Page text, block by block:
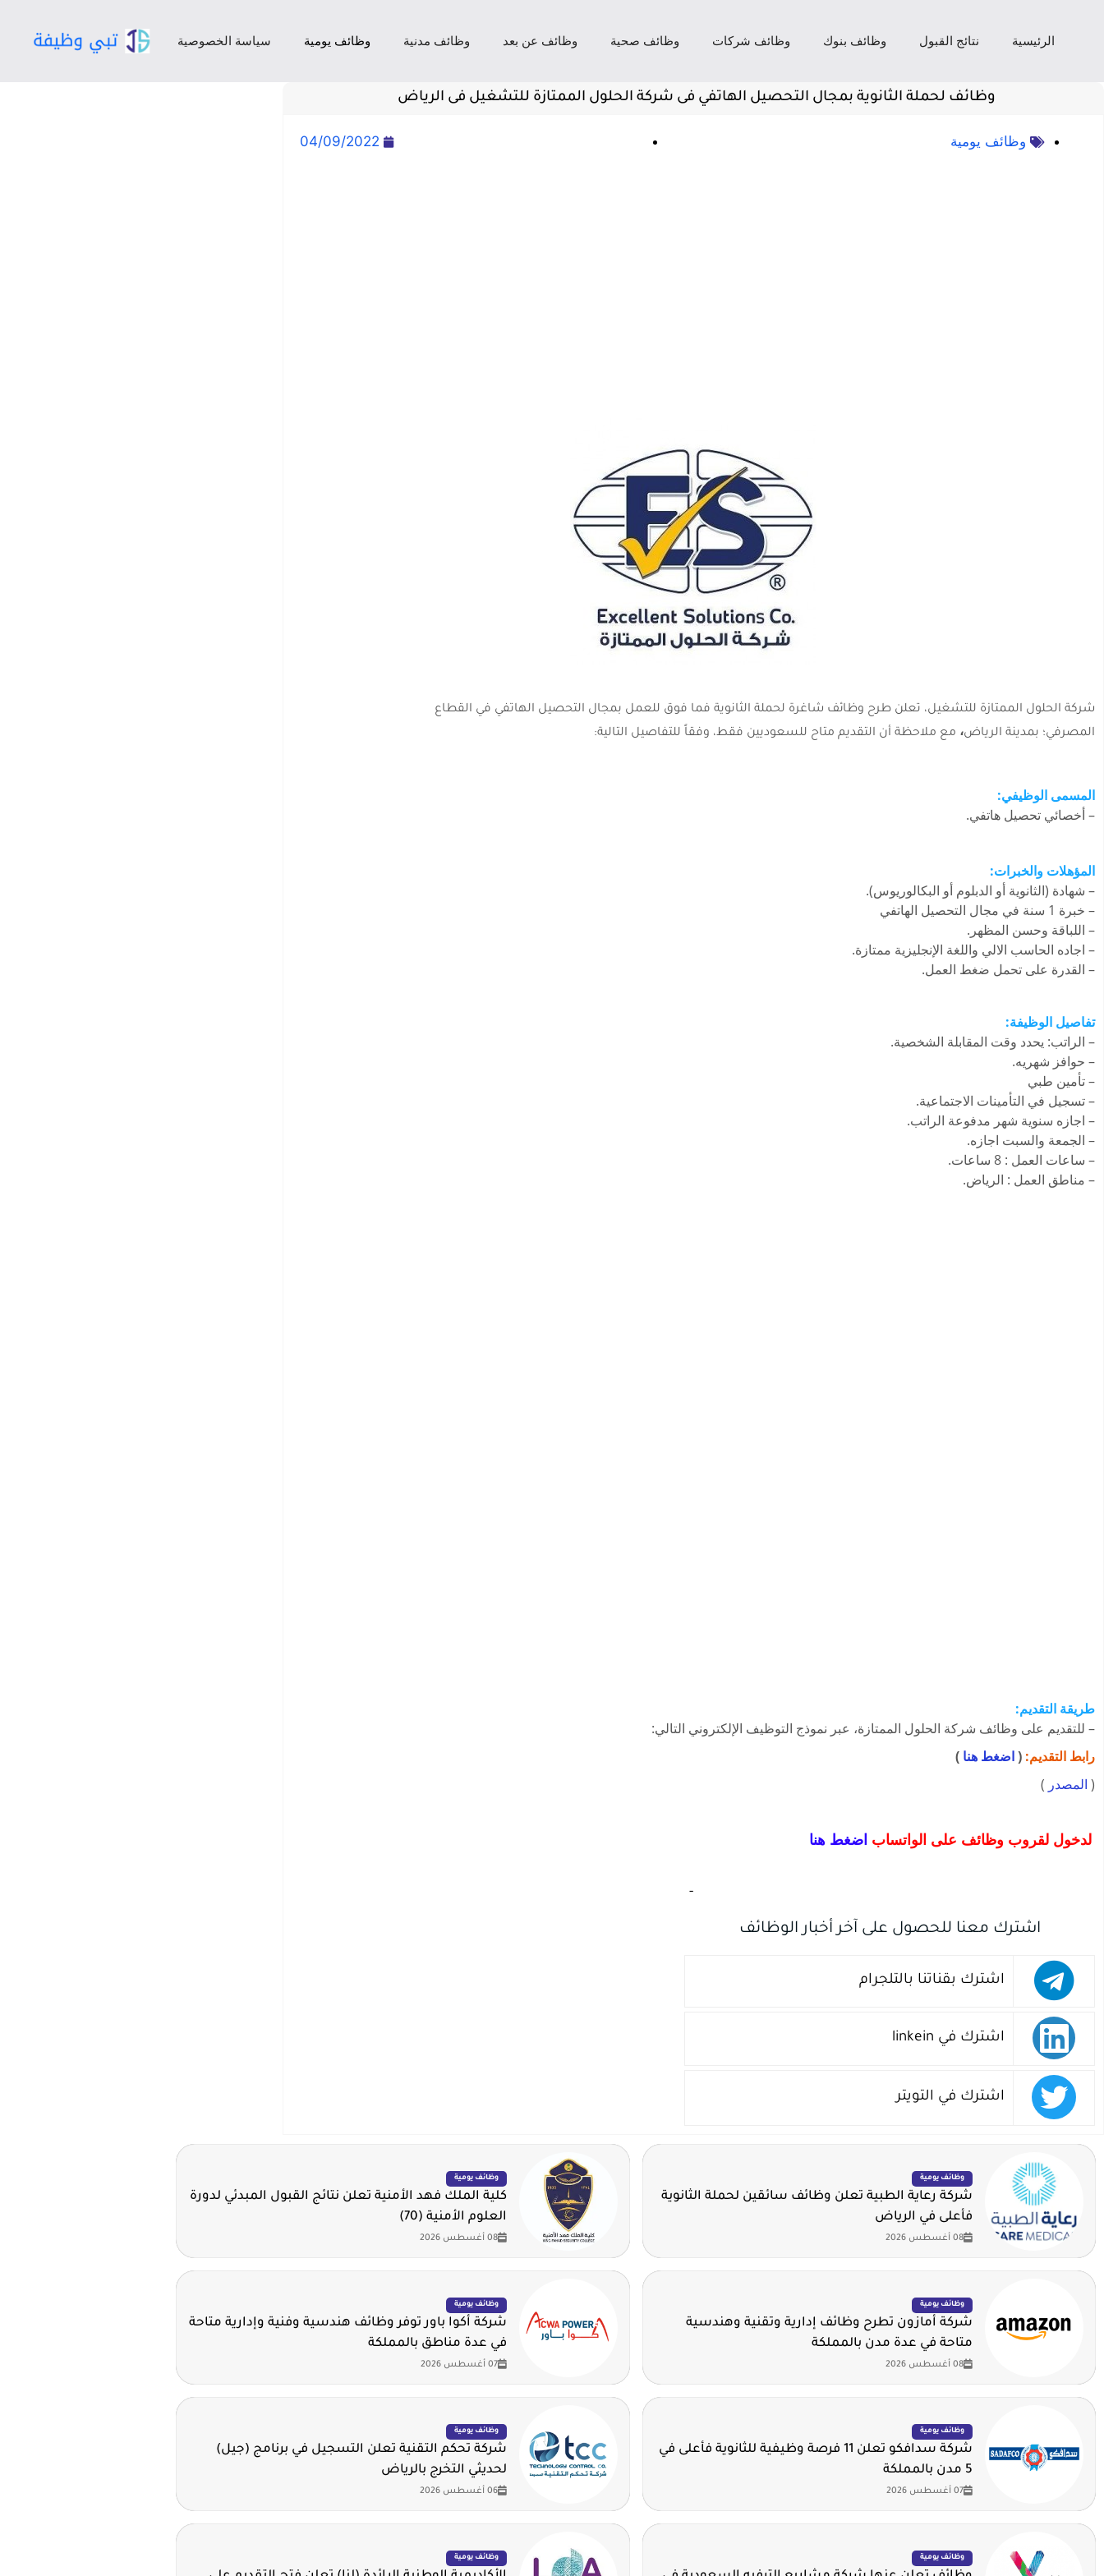
الرئيسية نتائج القبول وظائف بنوك وظائف شركات وظائف صحية وظائف عن بعد وظائف مدنية وظائف يومية سياسة الخصوصية
وظائف لحملة الثانوية بمجال التحصيل الهاتفي فى شركة الحلول الممتازة للتشغيل فى الرياض
وظائف يومية 04/09/2022
شركة الحلول الممتازة للتشغيل، تعلن طرح وظائف شاغرة لحملة الثانوية فما فوق للعمل بمجال التحصيل الهاتفي في القطاع
المصرفي؛ بمدينة الرياض، مع ملاحظة أن التقديم متاح للسعوديين فقط، وفقاً للتفاصيل التالية:
المسمى الوظيفي:
– أخصائي تحصيل هاتفي.
المؤهلات والخبرات:
– شهادة (الثانوية أو الدبلوم أو البكالوريوس).
– خبرة 1 سنة في مجال التحصيل الهاتفي
– اللباقة وحسن المظهر.
– اجاده الحاسب الالي واللغة الإنجليزية ممتازة.
– القدرة على تحمل ضغط العمل.
تفاصيل الوظيفة:
– الراتب: يحدد وقت المقابلة الشخصية.
– حوافز شهريه.
– تأمين طبي
– تسجيل في التأمينات الاجتماعية.
– اجازه سنوية شهر مدفوعة الراتب.
– الجمعة والسبت اجازه.
– ساعات العمل : 8 ساعات.
– مناطق العمل : الرياض.
طريقة التقديم:
– للتقديم على وظائف شركة الحلول الممتازة، عبر نموذج التوظيف الإلكتروني التالي:
رابط التقديم: (اضغط هنا )
( المصدر )
لدخول لقروب وظائف على الواتساب اضغط هنا
-‏
اشترك معنا للحصول على آخر أخبار الوظائف
اشترك بقناتنا بالتلجرام
اشترك في linkein
اشترك في التويتر
وظائف يومية
شركة رعاية الطبية تعلن وظائف سائقين لحملة الثانوية
فأعلى في الرياض
08 أغسطس 2026
وظائف يومية
كلية الملك فهد الأمنية تعلن نتائج القبول المبدئي لدورة
العلوم الأمنية (70)
08 أغسطس 2026
وظائف يومية
شركة أمازون تطرح وظائف إدارية وتقنية وهندسية
متاحة في عدة مدن بالمملكة
08 أغسطس 2026
وظائف يومية
شركة أكوا باور توفر وظائف هندسية وفنية وإدارية متاحة
في عدة مناطق بالمملكة
07 أغسطس 2026
وظائف يومية
شركة سدافكو تعلن 11 فرصة وظيفية للثانوية فأعلى في
5 مدن بالمملكة
07 أغسطس 2026
وظائف يومية
شركة تحكم التقنية تعلن التسجيل في برنامج (جيل)
لحديثي التخرج بالرياض
06 أغسطس 2026
وظائف يومية وظائف يومية